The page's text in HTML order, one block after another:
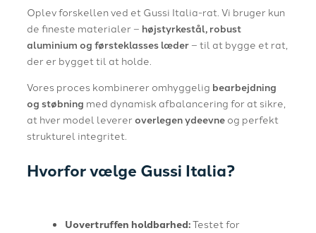
Oplev forskellen ved et Gussi Italia-rat. Vi bruger kun
de fineste materialer – højstyrkestål, robust
aluminium og førsteklasses læder – til at bygge et rat,
der er bygget til at holde.
Vores proces kombinerer omhyggelig bearbejdning
og støbning med dynamisk afbalancering for at sikre,
at hver model leverer overlegen ydeevne og perfekt
strukturel integritet.
Hvorfor vælge Gussi Italia?
Uovertruffen holdbarhed:Testet for